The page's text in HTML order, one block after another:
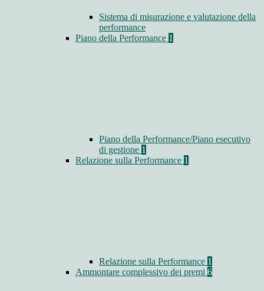
Sistema di misurazione e valutazione della
performance
Piano della Performance 1
Piano della Performance/Piano esecutivo
di gestione 1
Relazione sulla Performance 1
Relazione sulla Performance 1
Ammontare complessivo dei premi 6